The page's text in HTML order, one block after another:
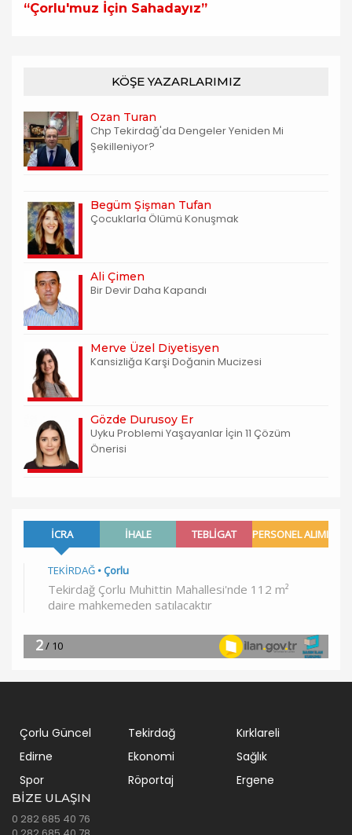
“Çorlu'muz İçin Sahadayız”
KÖŞE YAZARLARIMIZ
Ozan Turan
Chp Tekirdağ'da Dengeler Yeniden Mi
Şekilleniyor?
Begüm Şişman Tufan
Çocuklarla Ölümü Konuşmak
Ali Çimen
Bir Devir Daha Kapandı
Merve Üzel Diyetisyen
Kansizliğa Karşi Doğanin Mucizesi
Gözde Durusoy Er
Uyku Problemi Yaşayanlar İçin 11 Çözüm
Önerisi
Çorlu Güncel Tekirdağ
Kırklareli
Edirne
Ekonomi
Sağlık
Spor
Röportaj Ergene
BIZE ULAŞIN
0 282 685 40 76